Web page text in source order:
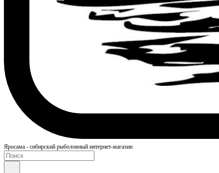
Яросама - сибирский рыболовный интернет-магазин